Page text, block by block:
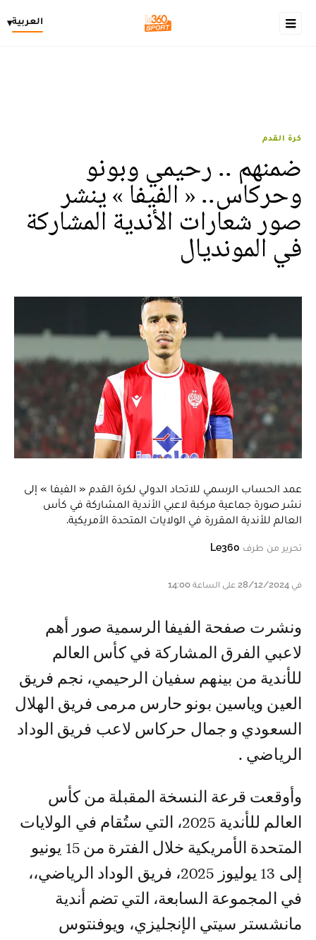
العربية▾
كرة القدم
ضمنهم .. رحيمي وبونو
وحركاس.. « الفيفا » ينشر
صور شعارات الأندية المشاركة
في المونديال
عمد الحساب الرسمي للاتحاد الدولي لكرة القدم « الفيفا » إلى
نشر صورة جماعية مركبة لاعبي الأندية المشاركة في كأس
العالم للأندية المقررة في الولايات المتحدة الأمريكية.
تحرير من طرف Le360
في 28/12/2024 على الساعة 14:00
ونشرت صفحة الفيفا الرسمية صور أهم
لاعبي الفرق المشاركة في كأس العالم
للأندية من بينهم سفيان الرحيمي، نجم فريق
العين وياسين بونو حارس مرمى فريق الهلال
السعودي و جمال حركاس لاعب فريق الوداد
الرياضي .
وأوقعت قرعة النسخة المقبلة من كأس
العالم للأندية 2025، التي ستُقام في الولايات
المتحدة الأمريكية خلال الفترة من 15 يونيو
إلى 13 يوليوز 2025، فريق الوداد الرياضي،،
في المجموعة السابعة، التي تضم أندية
مانشستر سيتي الإنجليزي، ويوفنتوس